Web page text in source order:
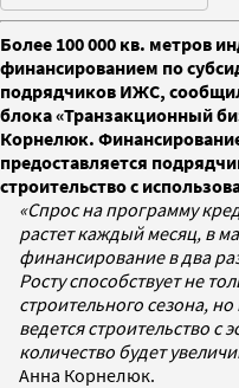
Более 100 000 кв. метров
финансированием по
подрядчиков ИЖС,
блока «Транзакционный
Корнелюк.
предоставляется
строительство с
«Спрос на программу
растет каждый месяц, в
финансирование в два
Росту способствует не
строительного сезона,
ведется строительство с
количество будет
Анна Корнелюк.